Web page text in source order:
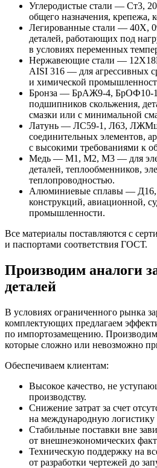
Углеродистые стали — Ст3,
общего назначения, крепежа,
Легированные стали — 40Х,
деталей, работающих под
в условиях переменных
Нержавеющие стали —
AISI 316 — для агрессивных
и химической
Бронза — БрАЖ9-4, БрОФ10-
подшипников скольжения,
смазки или с минимальной
Латунь — ЛС59-1, Л63,
соединительных элементов,
с высокими требованиями к
Медь — М1, М2, М3 — для
деталей, теплообменников,
теплопроводностью.
Алюминиевые сплавы —
конструкций, авиационной,
промышленности.
Все материалы поставляются с
и паспортами соответствия ГОСТ.
Производим аналоги
деталей
В условиях ограниченного рынка
комплектующих предлагаем
по импортозамещению. Производим
которые сложно или невозможно
Обеспечиваем клиентам:
Высокое качество, не
производству.
Снижение затрат за счет
на международную
Стабильные поставки вне
от внешнеэкономических
Техническую поддержку на
от разработки чертежей до